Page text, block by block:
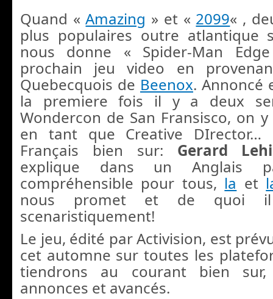
Quand «Amazing » et « 2099« ,
plus populaires outre atlantique
nous donne « Spider-Man
prochain jeu video en
Quebecquois de Beenox. Annoncé
la premiere fois il y a deux
Wondercon de San Fransisco, on
en tant que Creative DIrector…
Français bien sur: Gerard
explique dans un Anglais
compréhensible pour tous, la et
nous promet et de quoi
scenaristiquement!
Le jeu, édité par Activision, est
cet automne sur toutes les
tiendrons au courant bien
annonces et avancés.